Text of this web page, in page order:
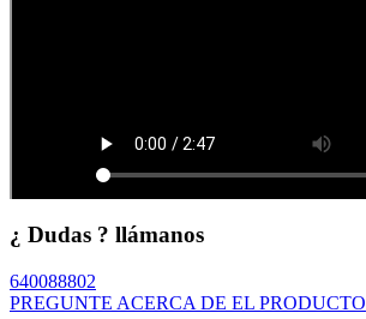
¿ Dudas ? llámanos
640088802
PREGUNTE ACERCA DE EL PRODUCTO